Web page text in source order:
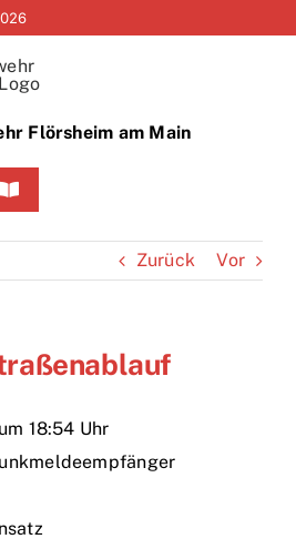
Flörsheim am Main
Toggle
Zurück Vor
18:54 Uhr